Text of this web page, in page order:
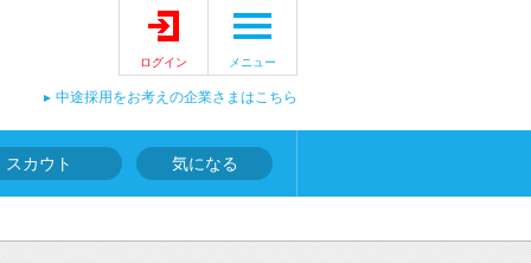
ログイン メニュー
中途採用をお考えの企業さまはこちら
スカウト 気になる